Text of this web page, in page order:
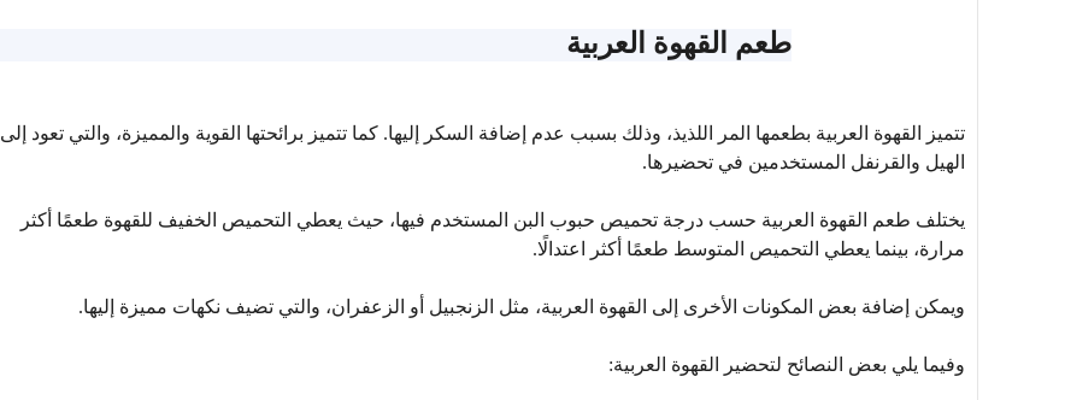
طعم القهوة العربية
تتميز القهوة العربية بطعمها المر اللذيذ، وذلك بسبب عدم إضافة السكر إليها. كما تتميز برائحتها القوية والمميزة، والتي تعود إلى
الهيل والقرنفل المستخدمين في تحضيرها.
يختلف طعم القهوة العربية حسب درجة تحميص حبوب البن المستخدم فيها، حيث يعطي التحميص الخفيف للقهوة طعمًا أكثر
مرارة، بينما يعطي التحميص المتوسط طعمًا أكثر اعتدالًا.
ويمكن إضافة بعض المكونات الأخرى إلى القهوة العربية، مثل الزنجبيل أو الزعفران، والتي تضيف نكهات مميزة إليها.
وفيما يلي بعض النصائح لتحضير القهوة العربية: